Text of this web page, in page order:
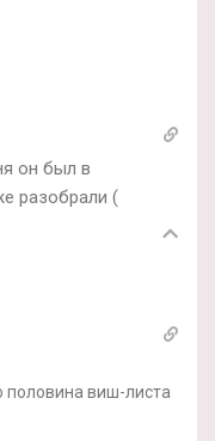
он был в
разобрали (
половина виш-листа